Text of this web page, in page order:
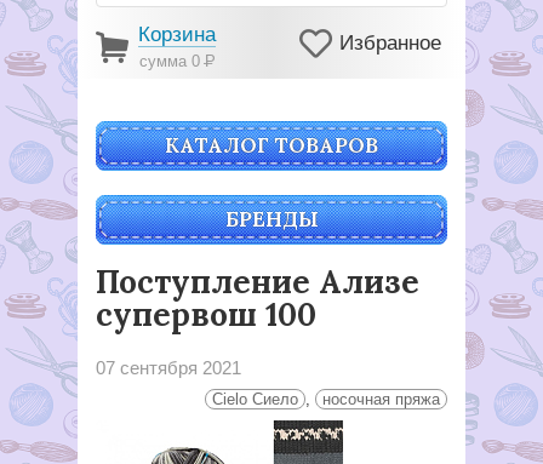
Корзина
сумма 0Р
Избранное
КАТАЛОГ ТОВАРОВ
БРЕНДЫ
Поступление Ализе
супервош 100
07 сентября 2021
Cielo Сиело , носочная пряжа